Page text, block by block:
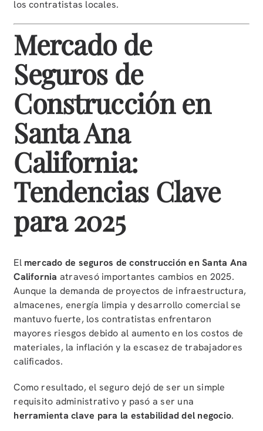
los contratistas locales.
Mercado de
Seguros de
Construcción en
Santa Ana
California:
Tendencias Clave
para 2025
El mercado de seguros de construcción en Santa Ana
California atravesó importantes cambios en 2025.
Aunque la demanda de proyectos de infraestructura,
almacenes, energía limpia y desarrollo comercial se
mantuvo fuerte, los contratistas enfrentaron
mayores riesgos debido al aumento en los costos de
materiales, la inflación y la escasez de trabajadores
calificados.
Como resultado, el seguro dejó de ser un simple
requisito administrativo y pasó a ser una
herramienta clave para la estabilidad del negocio.